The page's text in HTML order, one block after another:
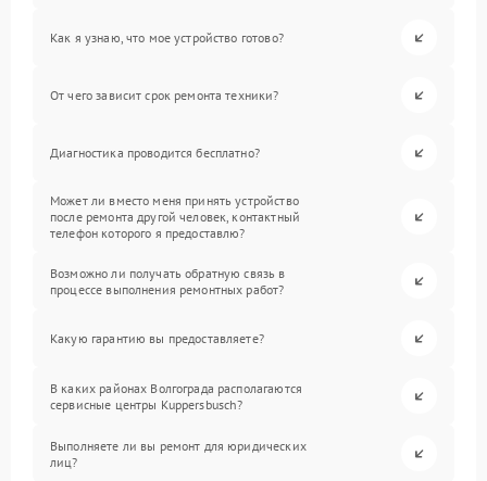
Как я узнаю, что мое устройство готово?
От чего зависит срок ремонта техники?
Диагностика проводится бесплатно?
Может ли вместо меня принять устройство
после ремонта другой человек, контактный
телефон которого я предоставлю?
Возможно ли получать обратную связь в
процессе выполнения ремонтных работ?
Какую гарантию вы предоставляете?
В каких районах Волгограда располагаются
сервисные центры Kuppersbusch?
Выполняете ли вы ремонт для юридических
лиц?